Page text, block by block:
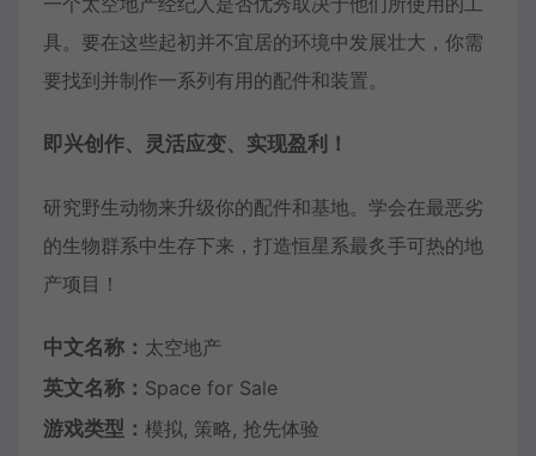
具。要在这些起初并不宜居的环境中发展壮大，你需
要找到并制作一系列有用的配件和装置。
即兴创作、灵活应变、实现盈利！
研究野生动物来升级你的配件和基地。学会在最恶劣
的生物群系中生存下来，打造恒星系最炙手可热的地
产项目！
中文名称： 太空地产
英文名称： Space for Sale
游戏类型： 模拟, 策略, 抢先体验